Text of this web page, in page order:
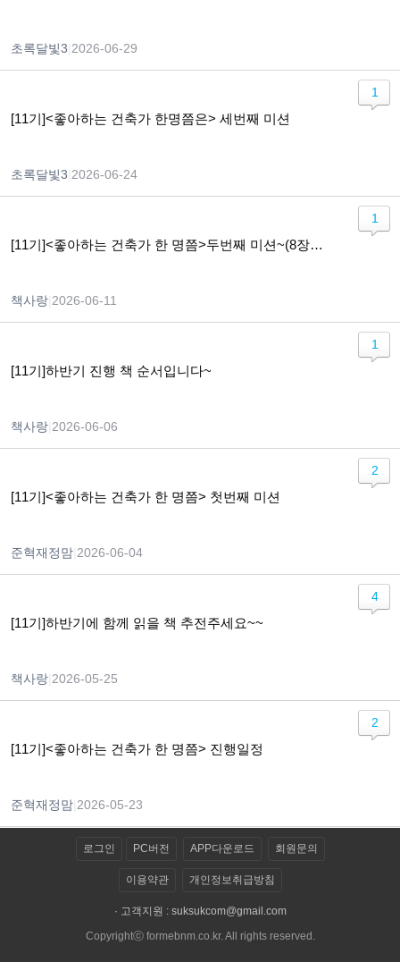
초록달빛3 2026-06-29
[11기]<좋아하는 건축가 한명쯤은> 세번째 미션
초록달빛3 2026-06-24
1
[11기]<좋아하는 건축가 한 명쯤>두번째 미션~(8장~13장 )
책사랑 2026-06-11
1
[11기]하반기 진행 책 순서입니다~
책사랑 2026-06-06
1
[11기]<좋아하는 건축가 한 명쯤> 첫번째 미션
준혁재정맘 2026-06-04
2
[11기]하반기에 함께 읽을 책 추전주세요~~
책사랑 2026-05-25
4
[11기]<좋아하는 건축가 한 명쯤> 진행일정
준혁재정맘 2026-05-23
2
로그인 PC버전 APP다운로드 회원문의
이용약관 개인정보취급방침
· 고객지원 : suksukcom@gmail.com
Copyrightⓒ formebnm.co.kr. All rights reserved.